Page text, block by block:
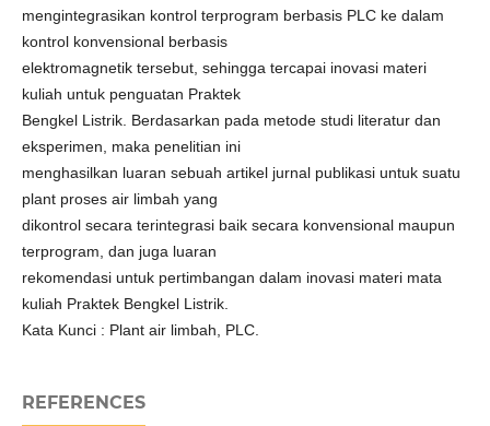
mengintegrasikan kontrol terprogram berbasis PLC ke dalam
kontrol konvensional berbasis
elektromagnetik tersebut, sehingga tercapai inovasi materi
kuliah untuk penguatan Praktek
Bengkel Listrik. Berdasarkan pada metode studi literatur dan
eksperimen, maka penelitian ini
menghasilkan luaran sebuah artikel jurnal publikasi untuk suatu
plant proses air limbah yang
dikontrol secara terintegrasi baik secara konvensional maupun
terprogram, dan juga luaran
rekomendasi untuk pertimbangan dalam inovasi materi mata
kuliah Praktek Bengkel Listrik.
Kata Kunci : Plant air limbah, PLC.
REFERENCES